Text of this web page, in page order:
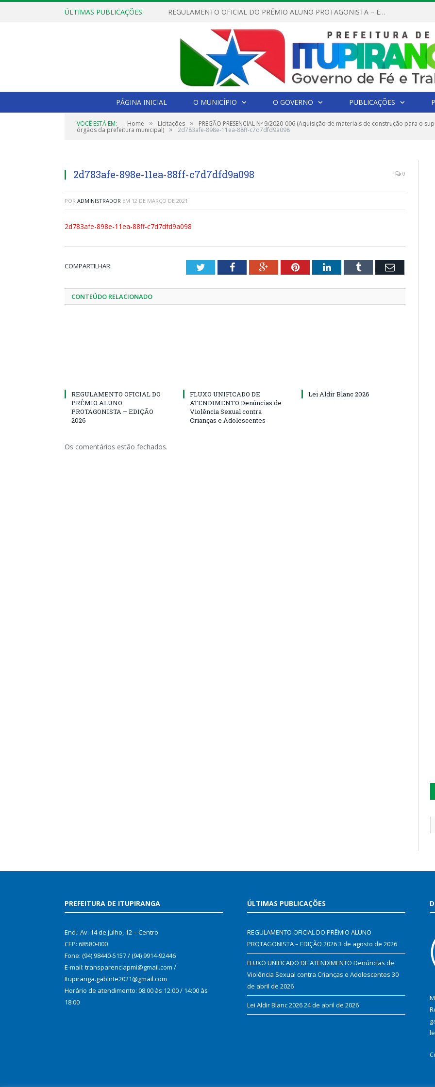
ÚLTIMAS PUBLICAÇÕES: REGULAMENTO OFICIAL DO PRÊMIO ALUNO PROTAGONISTA – EDIÇÃO 2026
PÁGINA INICIAL O MUNICÍPIO O GOVERNO PUBLICAÇÕES
VOCÊ ESTÁ EM: Home » Licitações » PREGÃO PRESENCIAL Nº 9/2020-006 (Aquisição de materiais de construção para o
órgãos da prefeitura municipal) » 2d783afe-898e-11ea-88ff-c7d7dfd9a098
2d783afe-898e-11ea-88ff-c7d7dfd9a098 0
POR ADMINISTRADOR EM 12 DE MARÇO DE 2021
2d783afe-898e-11ea-88ff-c7d7dfd9a098
COMPARTILHAR: TwitterFacebookGoogle+PinterestLinkedInTumblr Email
CONTEÚDO RELACIONADO
REGULAMENTO OFICIAL DO
PRÊMIO ALUNO
PROTAGONISTA – EDIÇÃO
2026
FLUXO UNIFICADO DE
ATENDIMENTO Denúncias de
Violência Sexual contra
Crianças e Adolescentes
Lei Aldir Blanc 2026
Os comentários estão fechados.
PREFEITURA DE ITUPIRANGA
End.: Av. 14 de julho, 12 – Centro
CEP: 68580-000
Fone: (94) 98440-5157 / (94) 9914-92446
E-mail: transparenciapmi@gmail.com /
Itupiranga.gabinte2021@gmail.com
Horário de atendimento: 08:00 às 12:00 / 14:00 às
18:00
ÚLTIMAS PUBLICAÇÕES
REGULAMENTO OFICIAL DO PRÊMIO ALUNO
PROTAGONISTA – EDIÇÃO 20263 de agosto de 2026
FLUXO UNIFICADO DE ATENDIMENTO Denúncias de
Violência Sexual contra Crianças e Adolescentes 30
de abril de 2026
Lei Aldir Blanc 202624 de abril de 2026